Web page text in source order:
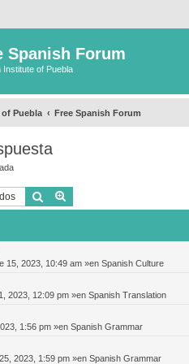
Spanish Forum
Institute of Puebla
Puebla Free Spanish Forum
Buscar
15, 2023, 10:49 am »en Spanish Culture
2023, 12:09 pm »en Spanish Translation
1:56 pm »en Spanish Grammar
2023, 1:59 pm »en Spanish Grammar